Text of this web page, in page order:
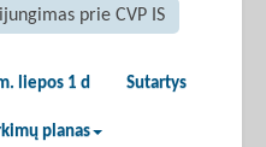
prie CVP IS
liepos 1 d Sutartys
planas